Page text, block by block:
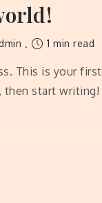
1 min read
This is your first
then start writing!